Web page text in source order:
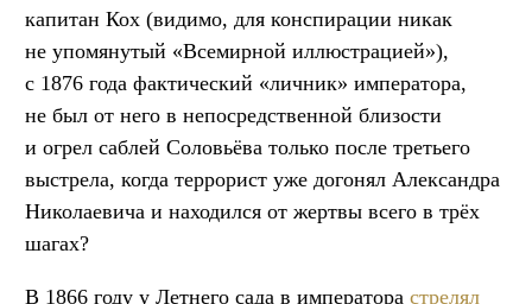
капитан Кох (видимо, для конспирации никак
не упомянутый «Всемирной иллюстрацией»),
с 1876 года фактический «личник» императора,
не был от него в непосредственной близости
и огрел саблей Соловьёва только после третьего
выстрела, когда террорист уже догонял Александра
Николаевича и находился от жертвы всего в трёх
шагах?
В 1866 году у Летнего сада в императора стрелял